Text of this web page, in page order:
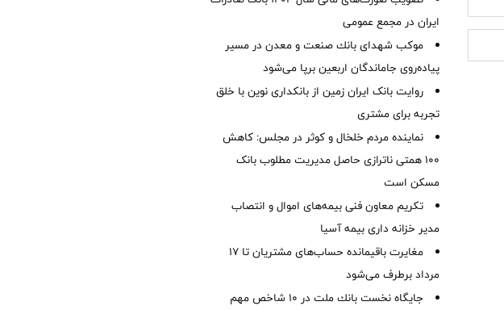
ایران در مجمع عمومی
موكب شهدای بانك صنعت و معدن در مسیر
پیاده‌روی جاماندگان اربعین برپا می‌شود
روایت بانک ایران زمین از بانکداری نوین با خلق
تجربه برای مشتری
نماینده مردم خلخال و کوثر در مجلس: کاهش
۱۰۰ همتی ناترازی حاصل مدیریت مطلوب بانک
مسکن است
تکریم معاون فنی بیمه‌های اموال و انتصاب
مدیر خزانه داری بیمه آسیا
مغایرت‌ باقیمانده حساب‌های مشتریان تا ۱۷
مرداد برطرف می‌شود
جایگاه نخست بانك ملت در 10 شاخص مهم